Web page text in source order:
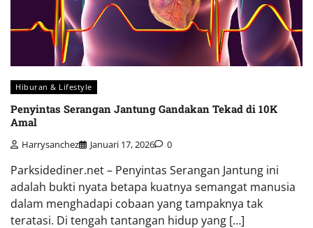
Hiburan & Lifestyle
Penyintas Serangan Jantung Gandakan Tekad di 10K
Amal
Harrysanchez Januari 17, 2026 0
Parksidediner.net – Penyintas Serangan Jantung ini
adalah bukti nyata betapa kuatnya semangat manusia
dalam menghadapi cobaan yang tampaknya tak
teratasi. Di tengah tantangan hidup yang […]